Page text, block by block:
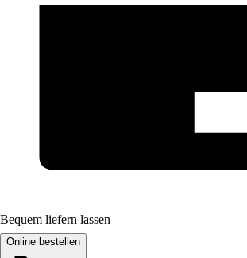
Bequem liefern lassen
Online bestellen